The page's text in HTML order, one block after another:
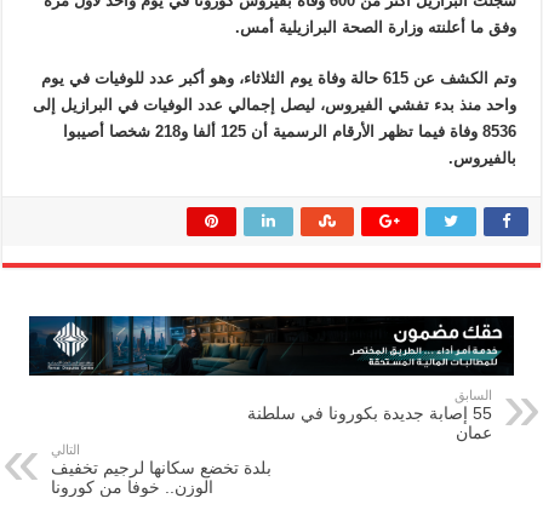
وفق ما أعلنته وزارة الصحة البرازيلية أمس.
وتم الكشف عن 615 حالة وفاة يوم الثلاثاء، وهو أكبر عدد للوفيات في يوم
واحد منذ بدء تفشي الفيروس، ليصل إجمالي عدد الوفيات في البرازيل إلى
8536 وفاة فيما تظهر الأرقام الرسمية أن 125 ألفا و218 شخصا أصيبوا
بالفيروس.
السابق
55 إصابة جديدة بكورونا في سلطنة
عمان
التالي
بلدة تخضع سكانها لرجيم تخفيف
الوزن.. خوفا من كورونا